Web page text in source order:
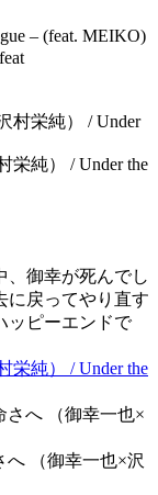
– (feat. MEIKO)
栄純） / Under the
、御幸が死んでし
に戻ってやり直す
ッピーエンドで
栄純） / Under the
へ （御幸一也×沢